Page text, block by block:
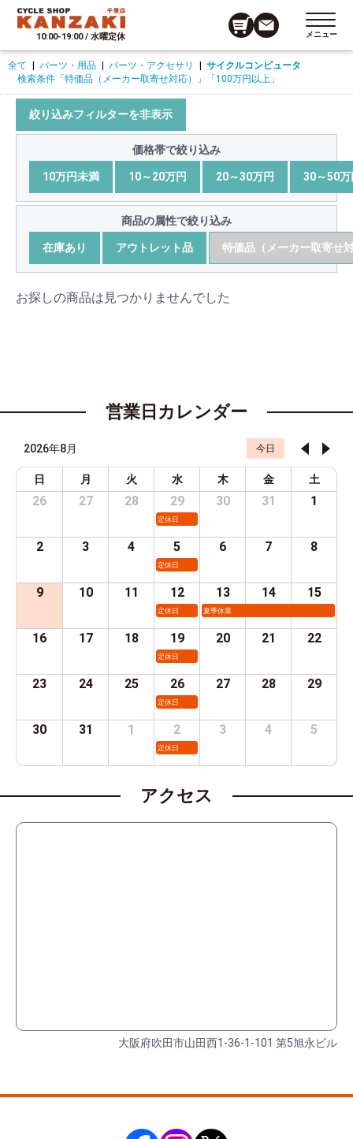
10:00-19:00 / 水曜定休 メニュー
全て パーツ・用品 パーツ・アクセサリ
サイクルコンピュータ
検索条件 「特価品（メーカー取寄せ対応）」 「100万円以上」
絞り込みフィルターを非表示
価格帯で絞り込み
10万円未満 10～20万円 20～30万円 30～50万
商品の属性で絞り込み
在庫あり アウトレット品 特価品（メーカー取寄せ
お探しの商品は見つかりませんでした
営業日カレンダー
2026年8月 今日
日 月 火 水 木 金 土
26 27 28 29
定休日
30 31 1
2 3 4 5
定休日
6 7 8
9 10 11 12
定休日
13
夏季休業
14 15
16 17 18 19
定休日
20 21 22
23 24 25 26
定休日
27 28 29
30 31 1 2
定休日
3 4 5
アクセス
大阪府吹田市山田西1-36-1-101 第5旭永ビル